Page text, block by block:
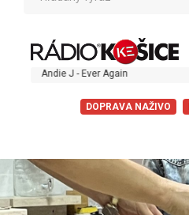
J - Ever Again
DOPRAVA NAŽIVO